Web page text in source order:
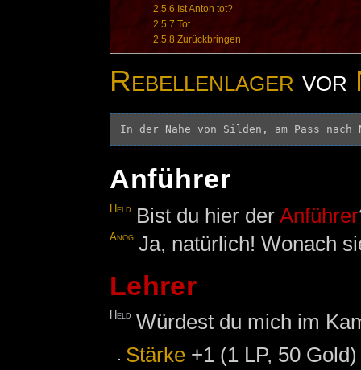
2.5.6 Ist Anton tot?
2.5.7 Tot
2.5.8 Zurückbringen
Rebellenlager vor
Anführer
Held Bist du hier derAnführer
Anog Ja, natürlich! Wonach
Lehrer
Held Würdest du mich im
Stärke +1 (1 LP, 50 Gold)